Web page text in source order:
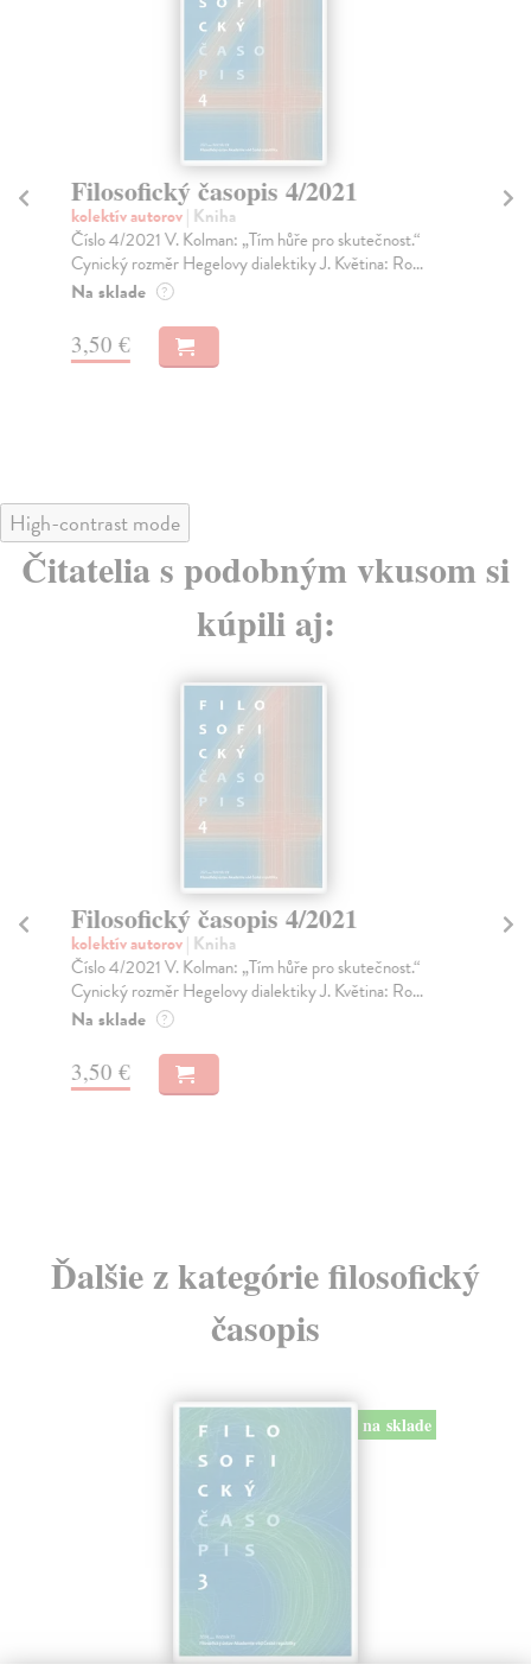
Filosofický časopis 4/2021
kolektív autorov| Kniha
Číslo 4/2021 V. Kolman: „Tím hůře pro skutečnost.“
Cynický rozměr Hegelovy dialektiky J. Květina: Ro...
Na sklade ?
3,50 €
High-contrast mode
Čitatelia s podobným vkusom si
kúpili aj:
Filosofický časopis 4/2021
kolektív autorov| Kniha
Číslo 4/2021 V. Kolman: „Tím hůře pro skutečnost.“
Cynický rozměr Hegelovy dialektiky J. Květina: Ro...
Na sklade ?
3,50 €
Ďalšie z kategórie filosofický
časopis
na sklade